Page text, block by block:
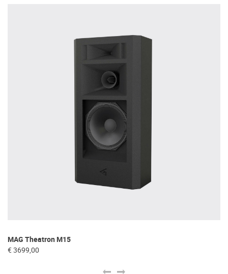
MAG Theatron M15
€ 3699,00